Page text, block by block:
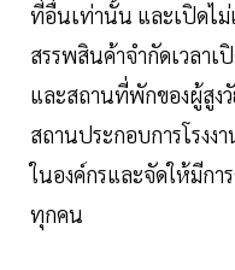
ที่อื่นเท่านั้น และเปิดไม่
สรรพสินค้าจำกัดเวลาเ
และสถานที่พักของผู้สูง
สถานประกอบการโรง
ในองค์กรและจัดให้มีกา
ทุกคน